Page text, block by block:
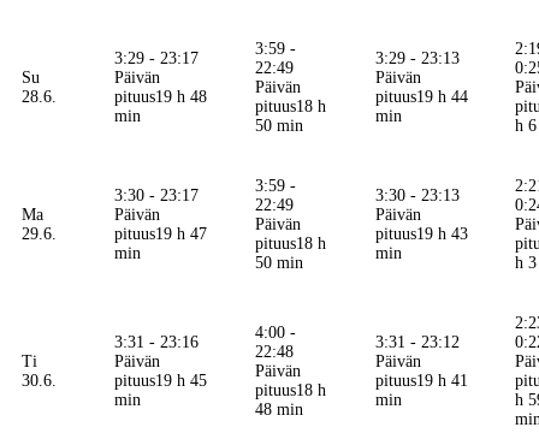
Su
28.6.
3:29 - 23:17
Päivän
pituus19 h 48
min
3:59 -
22:49
Päivän
pituus18 h
50 min
3:29 - 23:13
Päivän
pituus19 h 44
min
h
Ma
29.6.
3:30 - 23:17
Päivän
pituus19 h 47
min
3:59 -
22:49
Päivän
pituus18 h
50 min
3:30 - 23:13
Päivän
pituus19 h 43
min
h
Ti
30.6.
3:31 - 23:16
Päivän
pituus19 h 45
min
4:00 -
22:48
Päivän
pituus18 h
48 min
3:31 - 23:12
Päivän
pituus19 h 41
min
h